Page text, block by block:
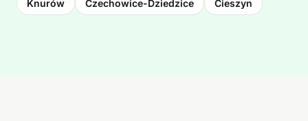
Knurów Czechowice-Dziedzice Cieszyn